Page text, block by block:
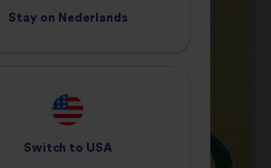
Stay on Nederlands
Switch to USA